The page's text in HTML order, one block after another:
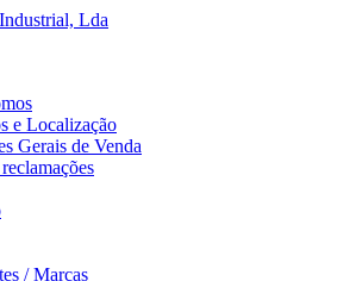
e Localização
Gerais de Venda
/ Marcas